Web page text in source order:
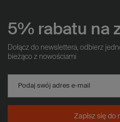
5% rabatu na
Dołącz do newslettera, odbierz
bieżąco z nowościami
Podaj swój adres e-mail
Zapisz się do